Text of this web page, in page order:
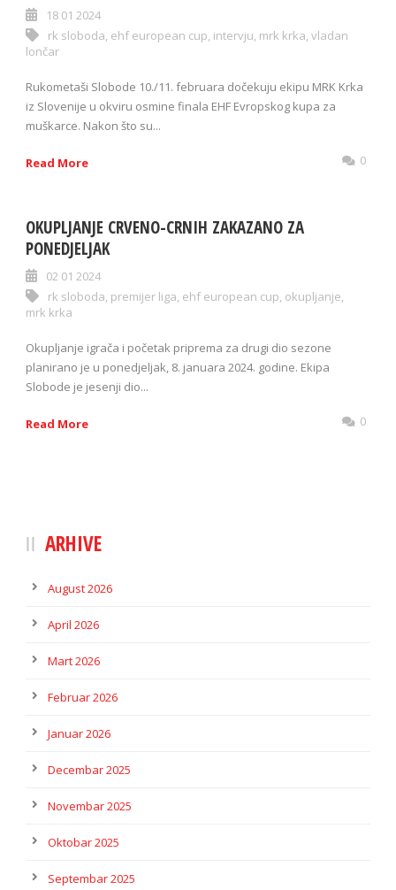
18 01 2024
rk sloboda, ehf european cup, intervju, mrk krka, vladan
lončar
Rukometaši Slobode 10./11. februara dočekuju ekipu MRK Krka
iz Slovenije u okviru osmine finala EHF Evropskog kupa za
muškarce. Nakon što su...
Read More 0
OKUPLJANJE CRVENO-CRNIH ZAKAZANO ZA
PONEDJELJAK
02 01 2024
rk sloboda, premijer liga, ehf european cup, okupljanje,
mrk krka
Okupljanje igrača i početak priprema za drugi dio sezone
planirano je u ponedjeljak, 8. januara 2024. godine. Ekipa
Slobode je jesenji dio...
Read More 0
ARHIVE
August 2026
April 2026
Mart 2026
Februar 2026
Januar 2026
Decembar 2025
Novembar 2025
Oktobar 2025
Septembar 2025